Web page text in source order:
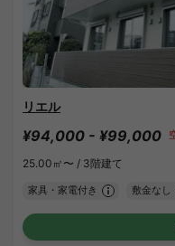
リエル
¥94,000 - ¥99,000
25.00㎡〜 / 3階建て
家具・家電付き 敷金なし